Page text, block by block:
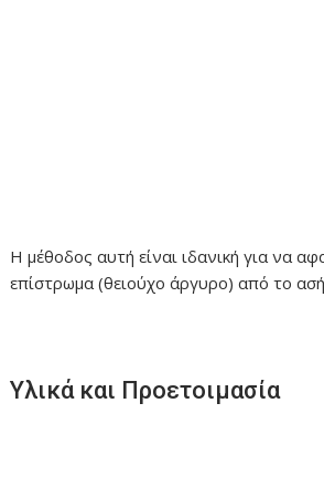
Η μέθοδος αυτή είναι ιδανική για να
επίστρωμα (θειούχο άργυρο) από το
Υλικά και Προετοιμασία